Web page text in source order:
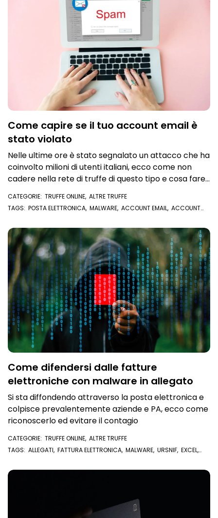
Come capire se il tuo account email è
stato violato
Nelle ultime ore è stato segnalato un attacco che ha
coinvolto milioni di utenti italiani, ecco come non
cadere nella rete di truffe di questo tipo e cosa fare
CATEGORIE: TRUFFE ONLINE, ALTRE TRUFFE
TAGS: POSTA ELETTRONICA, MALWARE, ACCOUNT EMAIL, ACCOUNT
Come difendersi dalle fatture
elettroniche con malware in allegato
Si sta diffondendo attraverso la posta elettronica e
colpisce prevalentemente aziende e PA, ecco come
riconoscerlo ed evitare il contagio
CATEGORIE: TRUFFE ONLINE, ALTRE TRUFFE
TAGS: ALLEGATI, FATTURA ELETTRONICA, MALWARE, URSNIF, EXCEL,